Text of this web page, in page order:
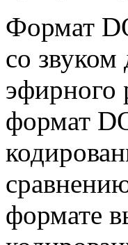
Формат
со звуком
эфирного
формат
формате